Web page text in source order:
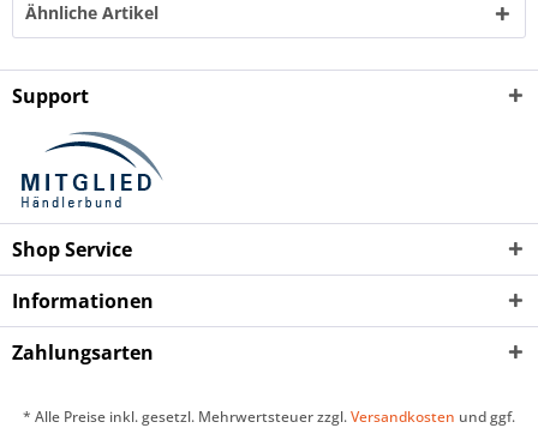
Ähnliche Artikel
Support
Shop Service
Informationen
Zahlungsarten
* Alle Preise inkl. gesetzl. Mehrwertsteuer zzgl.Versandkosten und ggf.